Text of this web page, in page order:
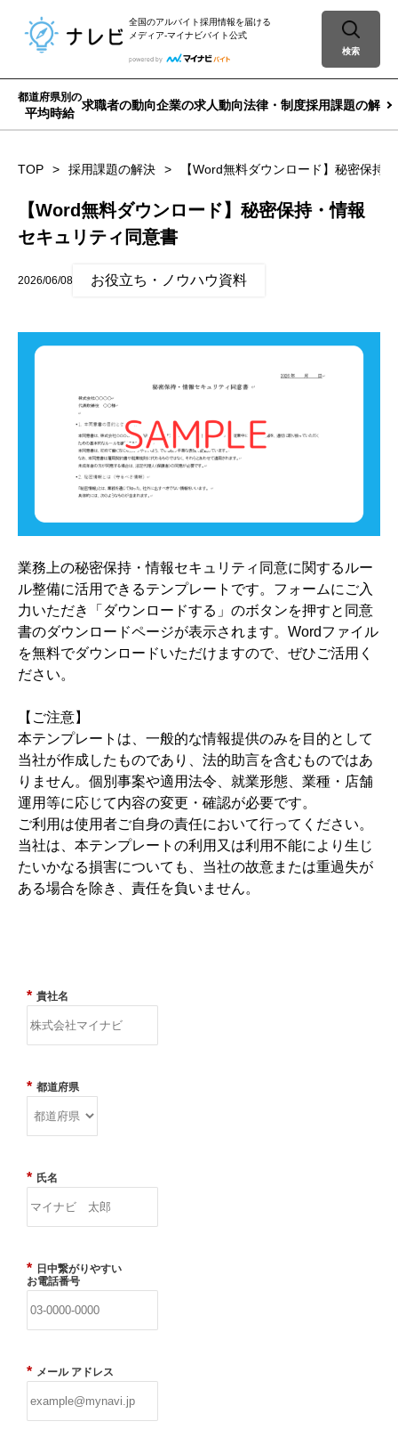
全国のアルバイト採用情報を届ける
メディア-マイナビバイト公式
検索
都道府県別の
平均時給
求職者の動向企業の求人動向法律・制度採用課題の解決
TOP 採用課題の解決 【Word無料ダウンロード】秘密保持
【Word無料ダウンロード】秘密保持・情報
セキュリティ同意書
2026/06/08 お役立ち・ノウハウ資料
業務上の秘密保持・情報セキュリティ同意に関するルー
ル整備に活用できるテンプレートです。フォームにご入
力いただき「ダウンロードする」のボタンを押すと同意
書のダウンロードページが表示されます。Wordファイル
を無料でダウンロードいただけますので、ぜひご活用く
ださい。
【ご注意】
本テンプレートは、一般的な情報提供のみを目的として
当社が作成したものであり、法的助言を含むものではあ
りません。個別事案や適用法令、就業形態、業種・店舗
運用等に応じて内容の変更・確認が必要です。
ご利用は使用者ご自身の責任において行ってください。
当社は、本テンプレートの利用又は利用不能により生じ
たいかなる損害についても、当社の故意または重過失が
ある場合を除き、責任を負いません。
* 貴社名
* 都道府県
* 氏名
* 日中繋がりやすい
お電話番号
* メール アドレス